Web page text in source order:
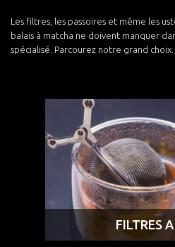
Les filtres, les passoires et même les
balais à matcha ne doivent manquer
spécialisé. Parcourez notre grand choix.
FILTRES